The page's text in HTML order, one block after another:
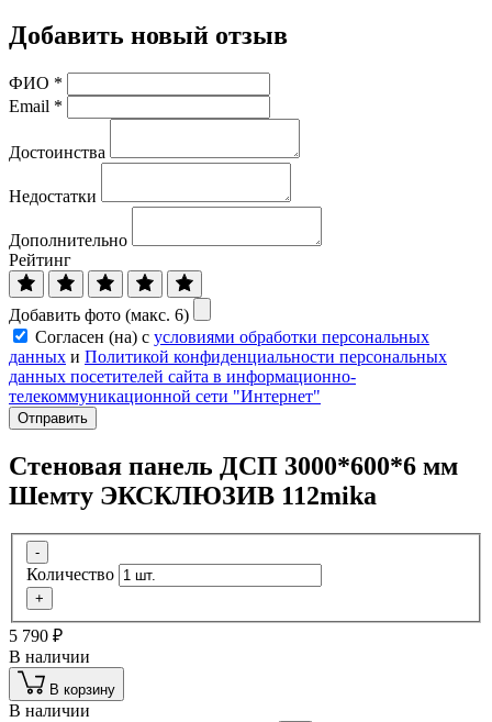
Добавить новый отзыв
ФИО *
Email *
Достоинства
Недостатки
Дополнительно
Рейтинг
Добавить фото (макс. 6)
Согласен (на) с условиями обработки персональных
данных и Политикой конфиденциальности персональных
данных посетителей сайта в информационно-
телекоммуникационной сети "Интернет"
Отправить
Стеновая панель ДСП 3000*600*6 мм
Шемту ЭКСКЛЮЗИВ 112mika
-
Количество
+
5 790 ₽
В наличии
В корзину
В наличии